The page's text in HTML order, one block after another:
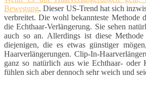
Bewegung. Dieser US-Trend hat sich
verbreitet. Die wohl bekannteste Methode
die Echthaar-Verlängerung. Sie sehen
auch so an. Allerdings ist diese
diejenigen, die es etwas günstiger
Haarverlängerungen. Clip-In-
ganz so natürlich aus wie Echthaar- oder
fühlen sich aber dennoch sehr weich und